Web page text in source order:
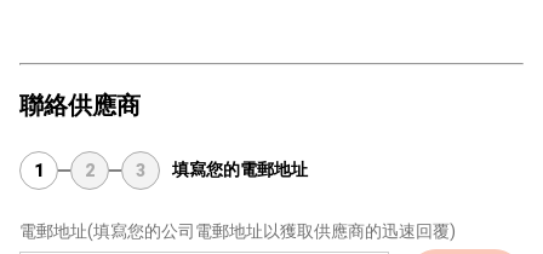
聯絡供應商
1 2 3 填寫您的電郵地址
電郵地址(填寫您的公司電郵地址以獲取供應商的迅速回覆)